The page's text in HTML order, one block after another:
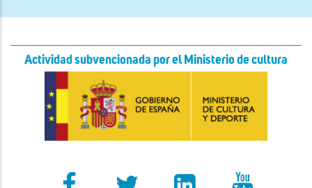
Actividad subvencionada por el Ministerio de cultura